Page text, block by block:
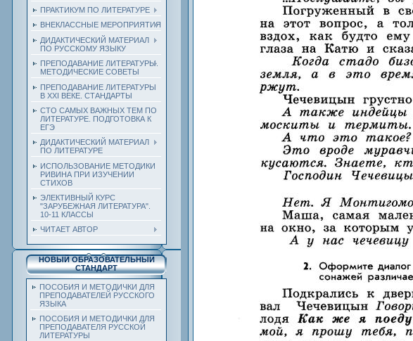
ПРАКТИКУМ ПО ЛИТЕРАТУРЕ
ВНЕКЛАССНЫЕ МЕРОПРИЯТИЯ
ДИДАКТИЧЕСКИЙ МАТЕРИАЛ
ПО РУССКОМУ ЯЗЫКУ
ПРЕПОДАВАНИЕ ЛИТЕРАТУРЫ.
МЕТОДИЧЕСКИЕ СОВЕТЫ
ПРЕПОДАВАНИЕ ЛИТЕРАТУРЫ
В XXI ВЕКЕ. СТАНДАРТЫ
СТО САМЫХ ВАЖНЫХ ТЕМ ПО
ЛИТЕРАТУРЕ. ПОДГОТОВКА К
ЕГЭ
ДИДАКТИЧЕСКИЙ МАТЕРИАЛ
ПО ЛИТЕРАТУРЕ
ИСПОЛЬЗОВАНИЕ МЕТОДИКИ
РИВИНА ПРИ ИЗУЧЕНИИ
СТИХОВ
ЭЛЕКТИВНЫЙ КУРС
"ЗАРУБЕЖНАЯ ЛИТЕРАТУРА".
10-11 КЛАССЫ
ЧИТАЕТ АВТОР
НОВЫЙ ОБРАЗОВАТЕЛЬНЫЙ
СТАНДАРТ
ПОСОБИЯ И МЕТОДИЧКИ ДЛЯ
ПРЕПОДАВАТЕЛЕЙ РУССКОГО
ЯЗЫКА
ПОСОБИЯ И МЕТОДИЧКИ ДЛЯ
ПРЕПОДАВАТЕЛЯ РУССКОЙ
ЛИТЕРАТУРЫ